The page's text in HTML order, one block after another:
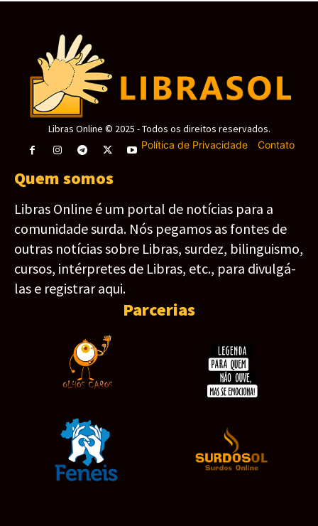
Libras Online © 2025 - Todos os direitos reservados.
Política de Privacidade- Contato
Quem somos
Libras Online é um portal de notícias para a
comunidade surda. Nós pegamos as fontes de
outras notícias sobre Libras, surdez, bilinguismo,
cursos, intérpretes de Libras, etc., para divulgá-
las e registrar aqui.
Parcerias